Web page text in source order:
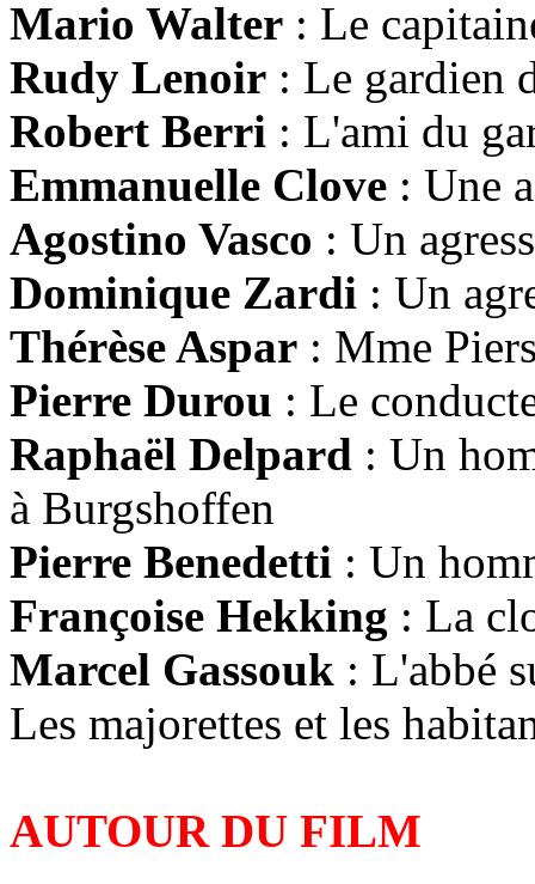
Mario Walter : Le
Rudy Lenoir : Le gardien
Robert Berri : L'ami du
Emmanuelle Clove : Une
Agostino Vasco : Un
Dominique Zardi : Un
Thérèse Aspar : Mme
Pierre Durou : Le
Raphaël Delpard : Un
à Burgshoffen
Pierre Benedetti : Un
Françoise Hekking : La
Marcel Gassouk : L'abbé
Les majorettes et les
AUTOUR DU FILM